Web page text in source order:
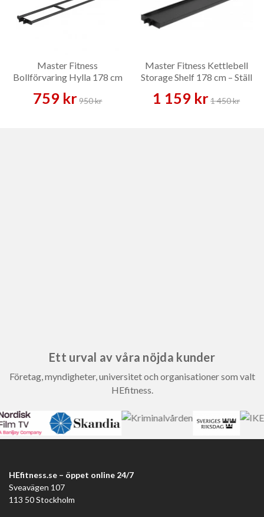
Master Fitness
Bollförvaring Hylla 178 cm
759 kr 950 kr
Master Fitness Kettlebell
Storage Shelf 178 cm – Ställ
1 159 kr1 450 kr
Ett urval av våra nöjda kunder
Företag, myndigheter, universitet och organisationer som valt
HEfitness.
HEfitness.se – öppet online 24/7
Sveavägen 107
113 50 Stockholm